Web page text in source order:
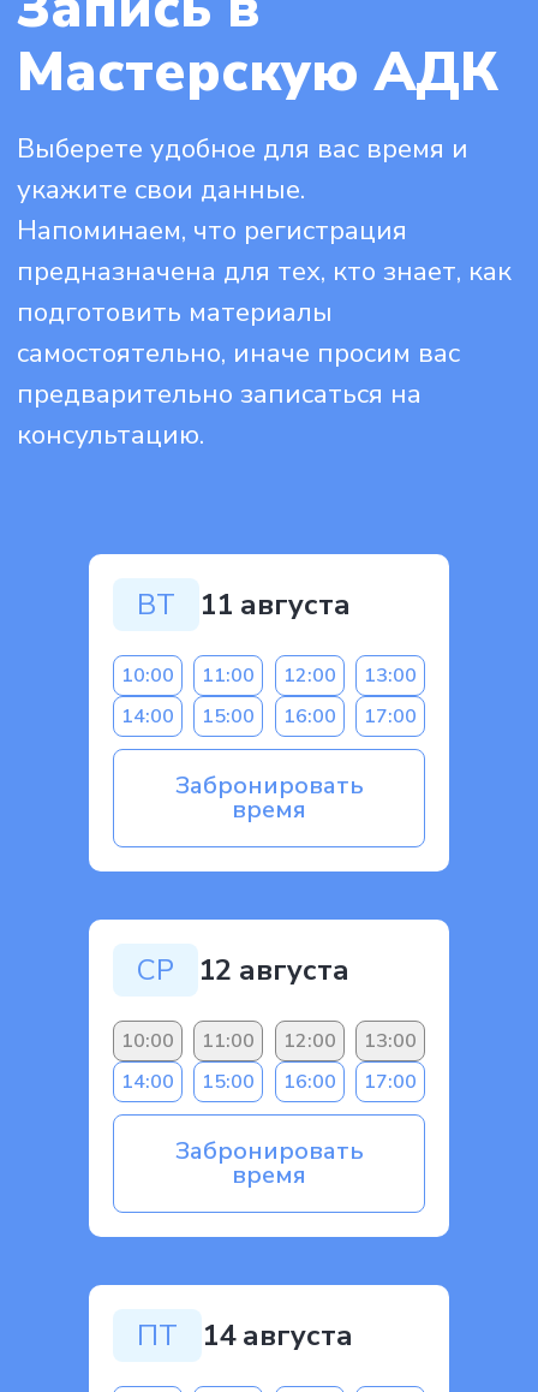
предназначена для тех, кто знает, как
самостоятельно, иначе просим вас
предварительно записаться на
ВТ 11 августа
10:00 11:00 12:00
13:00
14:00
15:00 16:00 17:00
Забронировать
время
СР 12 августа
10:00 11:00 12:00
13:00
14:00
15:00 16:00 17:00
Забронировать
время
ПТ 14 августа